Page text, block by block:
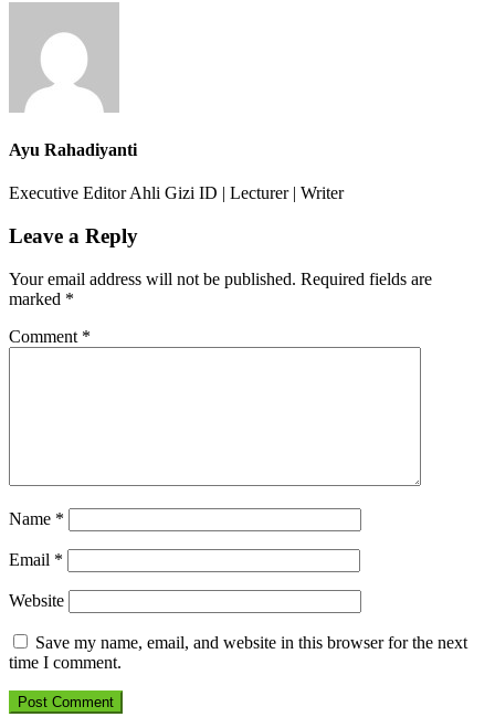
Ayu Rahadiyanti
Executive Editor Ahli Gizi ID | Lecturer | Writer
Leave a Reply
Your email address will not be published. Required fields are
marked *
Comment *
Name *
Email *
Website
Save my name, email, and website in this browser for the next
time I comment.